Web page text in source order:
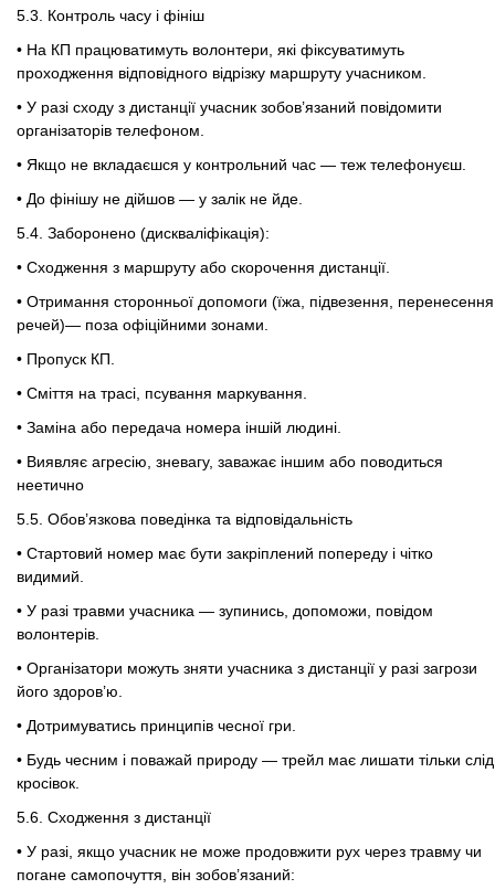
5.3. Контроль часу і фініш
• На КП працюватимуть волонтери, які фіксуватимуть
проходження відповідного відрізку маршруту учасником.
• У разі сходу з дистанції учасник зобов’язаний повідомити
організаторів телефоном.
• Якщо не вкладаєшся у контрольний час — теж телефонуєш.
• До фінішу не дійшов — у залік не йде.
5.4. Заборонено (дискваліфікація):
• Сходження з маршруту або скорочення дистанції.
• Отримання сторонньої допомоги (їжа, підвезення, перенесення
речей)— поза офіційними зонами.
• Пропуск КП.
• Сміття на трасі, псування маркування.
• Заміна або передача номера іншій людині.
• Виявляє агресію, зневагу, заважає іншим або поводиться
неетично
5.5. Обов’язкова поведінка та відповідальність
• Стартовий номер має бути закріплений попереду і чітко
видимий.
• У разі травми учасника — зупинись, допоможи, повідом
волонтерів.
• Організатори можуть зняти учасника з дистанції у разі загрози
його здоров’ю.
• Дотримуватись принципів чесної гри.
• Будь чесним і поважай природу — трейл має лишати тільки
кросівок.
5.6. Сходження з дистанції
• У разі, якщо учасник не може продовжити рух через травму чи
погане самопочуття, він зобов’язаний: